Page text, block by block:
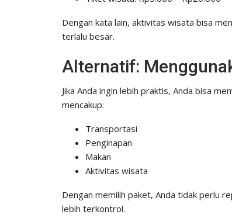
Dengan kata lain, aktivitas wisata bisa
terlalu besar.
Alternatif:
Jika Anda ingin lebih praktis, Anda bisa
mencakup:
Transportasi
Penginapan
Makan
Aktivitas wisata
Dengan memilih paket, Anda tidak perlu
lebih terkontrol.